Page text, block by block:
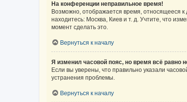
На конференции неправильное время!
Возможно, отображается время, относящееся к
находитесь: Москва, Киев и т. д. Учтите, что
момент сделать это.
Вернуться к началу
Я изменил часовой пояс, но время всё равно
Если вы уверены, что правильно указали
устранения проблемы.
Вернуться к началу